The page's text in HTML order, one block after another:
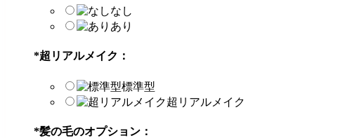
なし
あり
*超リアルメイク：
標準型
超リアルメイク
*髪の毛のオプション：